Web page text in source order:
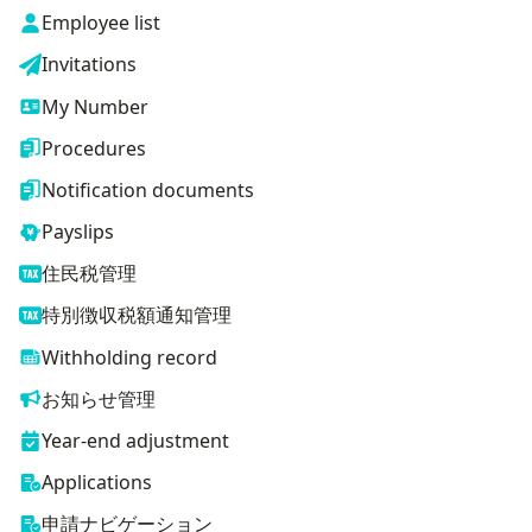
Employee list
Invitations
My Number
Procedures
Notification documents
Payslips
住民税管理
特別徴収税額通知管理
Withholding record
お知らせ管理
Year-end adjustment
Applications
申請ナビゲーション